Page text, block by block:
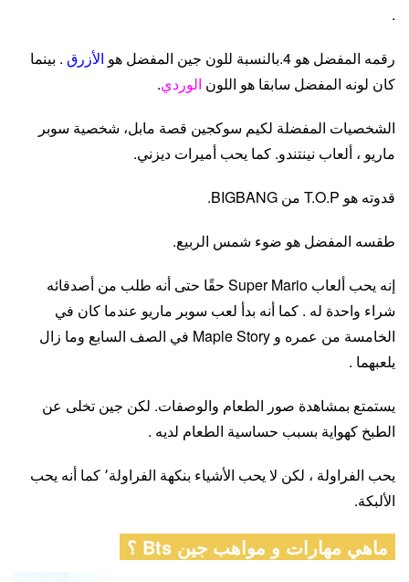
.
رقمه المفضل هو 4.بالنسبة للون جين المفضل هو الأزرق . بينما
كان لونه المفضل سابقا هو اللون الوردي.
الشخصيات المفضلة لكيم سوكجين قصة مابل، شخصية سوبر
ماريو ، ألعاب نينتندو. كما يحب أميرات ديزني.
قدوته هو T.O.P من BIGBANG.
طقسه المفضل هو ضوء شمس الربيع.
إنه يحب ألعاب Super Mario حقًا حتى أنه طلب من أصدقائه
شراء واحدة له . كما أنه بدأ لعب سوبر ماريو عندما كان في
الخامسة من عمره و Maple Story في الصف السابع وما زال
يلعبهما .
يستمتع بمشاهدة صور الطعام والوصفات. لكن جين تخلى عن
الطبخ كهواية بسبب حساسية الطعام لديه .
يحب الفراولة ، لكن لا يحب الأشياء بنكهة الفراولة٬ كما أنه يحب
الألبكة.
ماهي مهارات و مواهب جين Bts ؟